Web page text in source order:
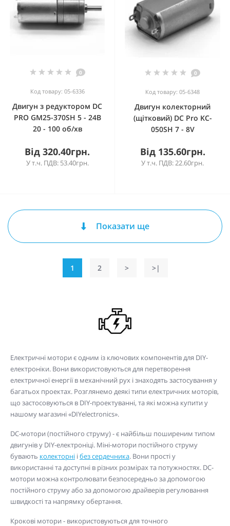
0
Код товару: 05-6336
Двигун з редуктором DC
PRO GM25-370SH 5 - 24В
20 - 100 об/хв
Від 320.40грн.
У т.ч. ПДВ: 53.40грн.
0
Код товару: 05-6348
Двигун колекторний
(щітковий) DC Pro KC-
050SH 7 - 8V
Від 135.60грн.
У т.ч. ПДВ: 22.60грн.
Показати ще
1 2 > >|
Електричні мотори є одним із ключових компонентів для DIY-
електроніки. Вони використовуються для перетворення
електричної енергії в механічний рух і знаходять застосування у
багатьох проектах. Розглянемо деякі типи електричних моторів,
що застосовуються в DIY-проектуванні, та які можна купити у
нашому магазині «DIYelectronics».
DC-мотори (постійного струму) - є найбільш поширеним типом
двигунів у DIY-електроніці. Міні-мотори постійного струму
бувають колекторні ібез сердечника. Вони прості у
використанні та доступні в різних розмірах та потужностях. DC-
мотори можна контролювати безпосередньо за допомогою
постійного струму або за допомогою драйверів регулювання
швидкості та напрямку обертання.
Крокові мотори - використовуються для точного